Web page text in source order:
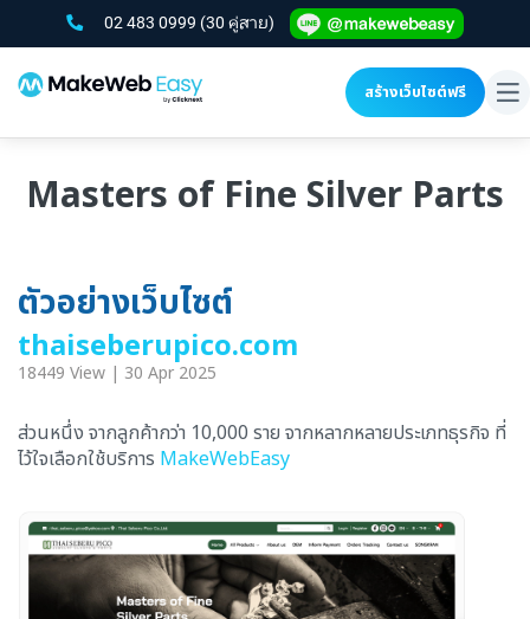
02 483 0999 (30 คู่สาย)
สร้างเว็บไซต์ฟรี
Masters of Fine Silver Parts
ตัวอย่างเว็บไซต์
thaiseberupico.com
18449 View | 30 Apr 2025
ส่วนหนึ่ง จากลูกค้ากว่า 10,000 ราย จากหลากหลายประเภทธุรกิจ ที่
ไว้ใจเลือกใช้บริการ MakeWebEasy